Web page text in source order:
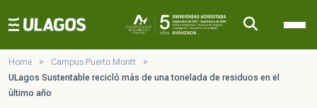
Ulagos Template
Home > Campus Puerto Montt
>
ULagos Sustentable recicló más de una tonelada de residuos en el
último año